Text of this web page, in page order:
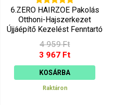
6.ZERO HAIRZOE Pakolás
Otthoni-Hajszerkezet
Újjáépítő Kezelést Fenntartó
250ml
4 959 Ft
3 967 Ft
KOSÁRBA
Raktáron